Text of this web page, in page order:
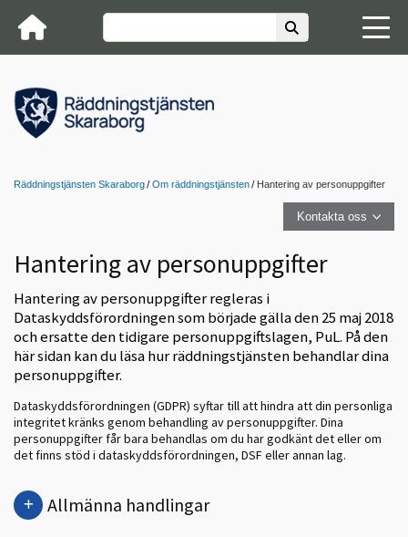
Räddningstjänsten Skaraborg Om räddningstjänsten Hantering av personuppgifter
Kontakta oss
Hantering av personuppgifter
Hantering av personuppgifter regleras i
Dataskyddsförordningen som började gälla den 25 maj 2018
och ersatte den tidigare personuppgiftslagen, PuL. På den
här sidan kan du läsa hur räddningstjänsten behandlar dina
personuppgifter.
Dataskyddsförordningen (GDPR) syftar till att hindra att din personliga
integritet kränks genom behandling av personuppgifter. Dina
personuppgifter får bara behandlas om du har godkänt det eller om
det finns stöd i dataskyddsförordningen, DSF eller annan lag.
Allmänna handlingar